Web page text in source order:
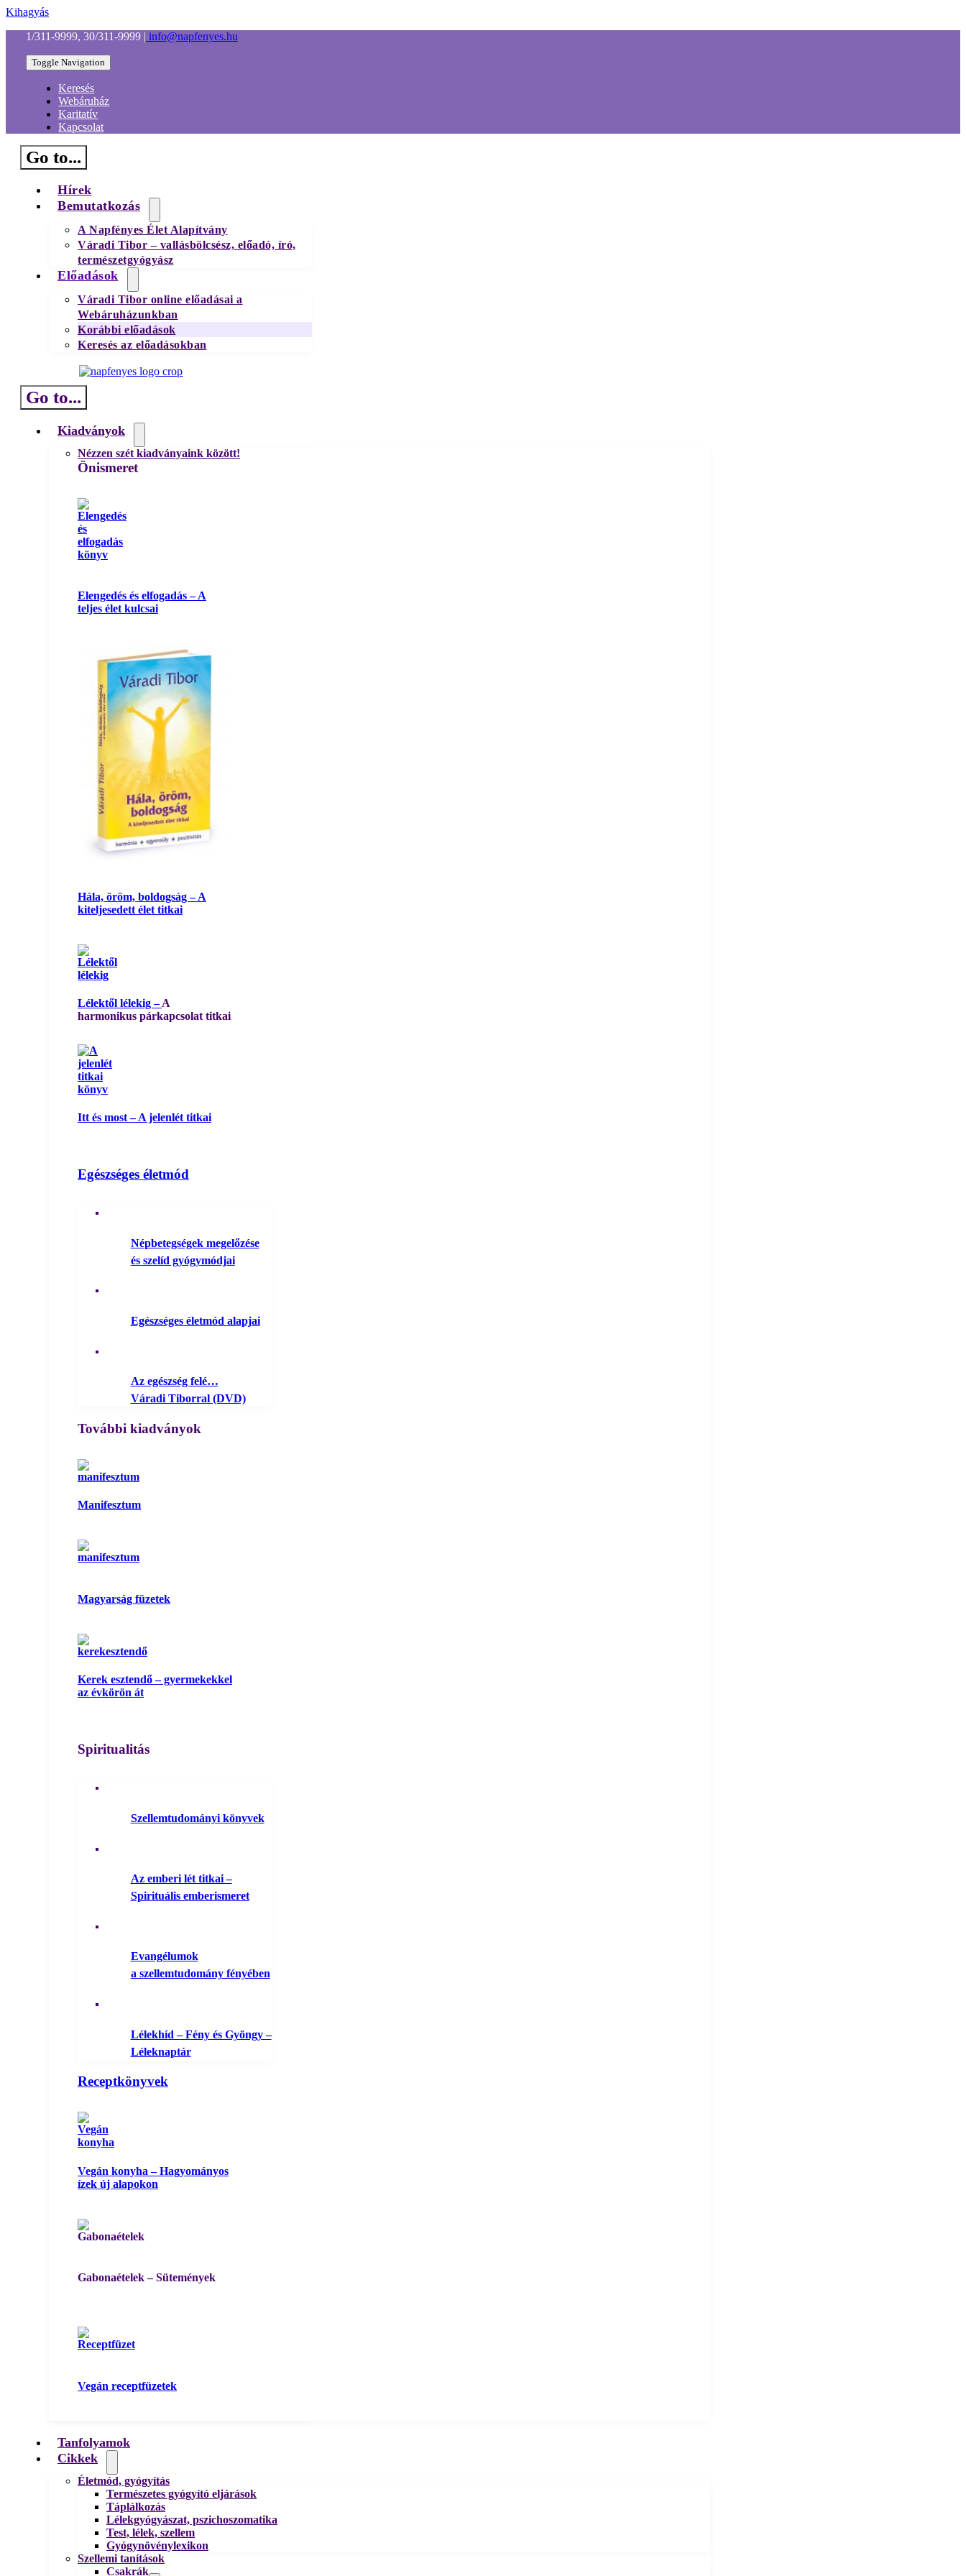
Kihagyás
1/311-9999, 30/311-9999 | info@napfenyes.hu
Toggle Navigation
Keresés
Webáruház
Karitatív
Kapcsolat
Go to...
Hírek
Bemutatkozás
A Napfényes Élet Alapítvány
Váradi Tibor – vallásbölcsész, előadó, író,
természetgyógyász
Előadások
Váradi Tibor online előadásai a
Webáruházunkban
Korábbi előadások
Keresés az előadásokban
Go to...
Kiadványok
Nézzen szét kiadványaink között!
Önismeret
Elengedés és elfogadás – A
teljes élet kulcsai
Hála, öröm, boldogság – A
kiteljesedett élet titkai
Lélektől lélekig –A
harmonikus párkapcsolat titkai
Itt és most – A jelenlét titkai
Egészséges életmód
Népbetegségek megelőzése
és szelíd gyógymódjai
Egészséges életmód alapjai
Az egészség felé…
Váradi Tiborral (DVD)
További kiadványok
Manifesztum
Magyarság füzetek
Kerek esztendő – gyermekekkel
az évkörön át
Spiritualitás
Szellemtudományi könyvek
Az emberi lét titkai –
Spirituális emberismeret
Evangélumok
a szellemtudomány fényében
Lélekhíd – Fény és Gyöngy –
Léleknaptár
Receptkönyvek
Vegán konyha – Hagyományos
ízek új alapokon
Gabonaételek – Sütemények
Vegán receptfüzetek
Tanfolyamok
Cikkek
Életmód, gyógyítás
Természetes gyógyító eljárások
Táplálkozás
Lélekgyógyászat, pszichoszomatika
Test, lélek, szellem
Gyógynövénylexikon
Szellemi tanítások
Csakrák